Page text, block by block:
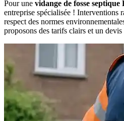
Pour une vidange de fosse septique
entreprise spécialisée ! Interventions
respect des normes
proposons des tarifs clairs et un devis